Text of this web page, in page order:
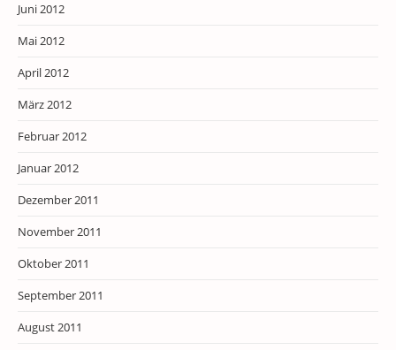
Juni 2012
Mai 2012
April 2012
März 2012
Februar 2012
Januar 2012
Dezember 2011
November 2011
Oktober 2011
September 2011
August 2011